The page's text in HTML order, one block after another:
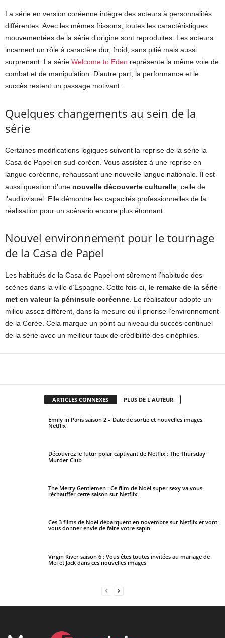
La série en version coréenne intègre des acteurs à personnalités
différentes. Avec les mêmes frissons, toutes les caractéristiques
mouvementées de la série d’origine sont reproduites. Les acteurs
incarnent un rôle à caractère dur, froid, sans pitié mais aussi
surprenant. La série Welcome to Eden représente la même voie de
combat et de manipulation. D’autre part, la performance et le
succès restent un passage motivant.
Quelques changements au sein de la
série
Certaines modifications logiques suivent la reprise de la série la
Casa de Papel en sud-coréen. Vous assistez à une reprise en
langue coréenne, rehaussant une nouvelle langue nationale. Il est
aussi question d’une nouvelle découverte culturelle, celle de
l’audiovisuel. Elle démontre les capacités professionnelles de la
réalisation pour un scénario encore plus étonnant.
Nouvel environnement pour le tournage
de la Casa de Papel
Les habitués de la Casa de Papel ont sûrement l’habitude des
scènes dans la ville d’Espagne. Cette fois-ci, le remake de la série
met en valeur la péninsule coréenne. Le réalisateur adopte un
milieu assez différent, dans la mesure où il priorise l’environnement
de la Corée. Cela marque un point au niveau du succès continuel
de la série avec un meilleur taux de crédibilité des cinéphiles.
ARTICLES CONNEXES PLUS DE L'AUTEUR
Emily in Paris saison 2 – Date de sortie et nouvelles images
Netflix
Découvrez le futur polar captivant de Netflix : The Thursday
Murder Club
The Merry Gentlemen : Ce film de Noël super sexy va vous
réchauffer cette saison sur Netflix
Ces 3 films de Noël débarquent en novembre sur Netflix et vont
vous donner envie de faire votre sapin
Virgin River saison 6 : Vous êtes toutes invitées au mariage de
Mel et Jack dans ces nouvelles images